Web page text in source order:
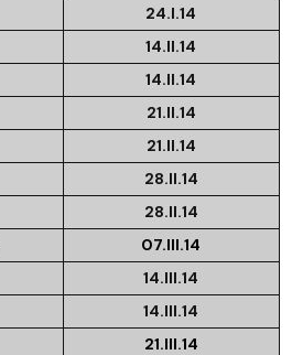
24.I.14
14.II.14
14.II.14
21.II.14
21.II.14
28.II.14
28.II.14
07.III.14
14.III.14
14.III.14
21.III.14